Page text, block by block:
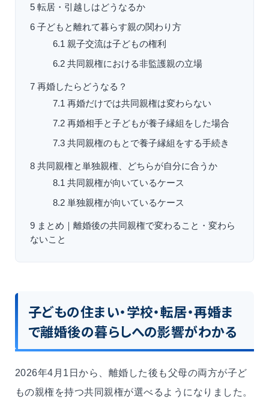
5 転居・引越しはどうなるか
6 子どもと離れて暮らす親の関わり方
6.1 親子交流は子どもの権利
6.2 共同親権における非監護親の立場
7 再婚したらどうなる？
7.1 再婚だけでは共同親権は変わらない
7.2 再婚相手と子どもが養子縁組をした場合
7.3 共同親権のもとで養子縁組をする手続き
8 共同親権と単独親権、どちらが自分に合うか
8.1 共同親権が向いているケース
8.2 単独親権が向いているケース
9 まとめ｜離婚後の共同親権で変わること・変わら
ないこと
子どもの住まい・学校・転居・再婚ま
で離婚後の暮らしへの影響がわかる
2026年4月1日から、離婚した後も父母の両方が子ど
もの親権を持つ共同親権が選べるようになりました。